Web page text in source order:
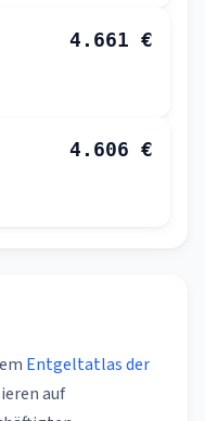
4.661 €
4.606 €
Entgeltatlas der
auf